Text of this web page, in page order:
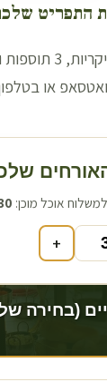
התפריט
או
אוכל מוכן:
+
(בחירה